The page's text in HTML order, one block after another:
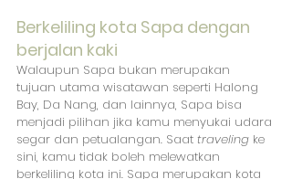
Berkeliling kota Sapa dengan
berjalan kaki
Walaupun Sapa bukan merupakan
tujuan utama wisatawan seperti Halong
Bay, Da Nang, dan lainnya, Sapa bisa
menjadi pilihan jika kamu menyukai udara
segar dan petualangan. Saat traveling ke
sini, kamu tidak boleh melewatkan
berkeliling kota ini. Sapa merupakan kota